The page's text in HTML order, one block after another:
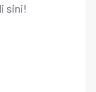
sini!